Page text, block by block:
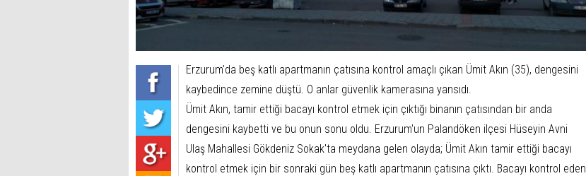
Erzurum'da beş katlı apartmanın çatısına kontrol amaçlı çıkan Ümit Akın (35), dengesini
kaybedince zemine düştü. O anlar güvenlik kamerasına yansıdı.
Ümit Akın, tamir ettiği bacayı kontrol etmek için çıktığı binanın çatısından bir anda
dengesini kaybetti ve bu onun sonu oldu. Erzurum'un Palandöken ilçesi Hüseyin Avni
Ulaş Mahallesi Gökdeniz Sokak'ta meydana gelen olayda; Ümit Akın tamir ettiği bacayı
kontrol etmek için bir sonraki gün beş katlı apartmanın çatısına çıktı. Bacayı kontrol eden